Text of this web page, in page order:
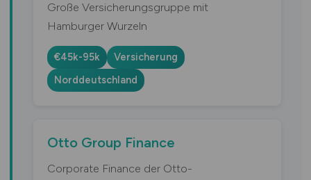
Große Versicherungsgruppe mit
Hamburger Wurzeln
€45k-95k
Versicherung
Norddeutschland
Otto Group Finance
Corporate Finance der Otto-